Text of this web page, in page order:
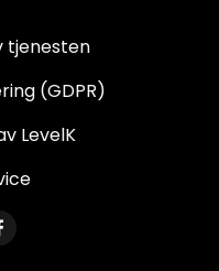
tjenesten
(GDPR)
LevelK